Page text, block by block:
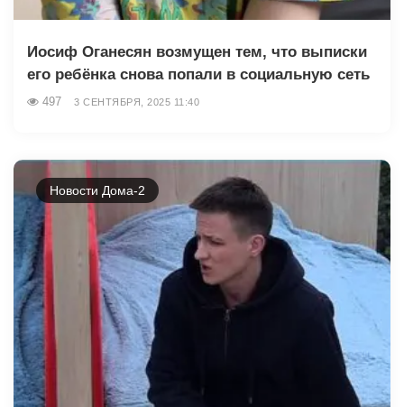
Иосиф Оганесян возмущен тем, что выписки
его ребёнка снова попали в социальную сеть
497 3 СЕНТЯБРЯ, 2025 11:40
Новости Дома-2